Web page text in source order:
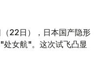
22日），日本国产隐形
女航"。这次试飞凸显